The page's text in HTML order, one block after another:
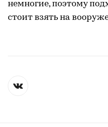
немногие, поэтому
стоит взять на